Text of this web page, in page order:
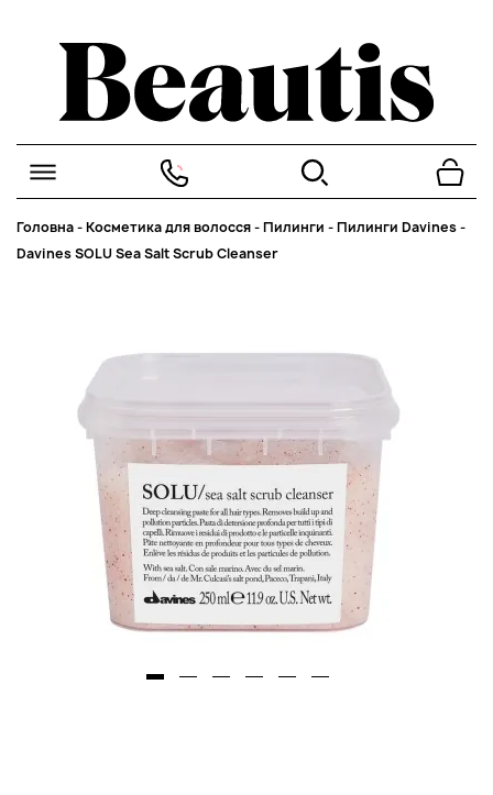
Головна-Косметика для волосся-Пилинги -Пилинги Davines-
Davines SOLU Sea Salt Scrub Cleanser